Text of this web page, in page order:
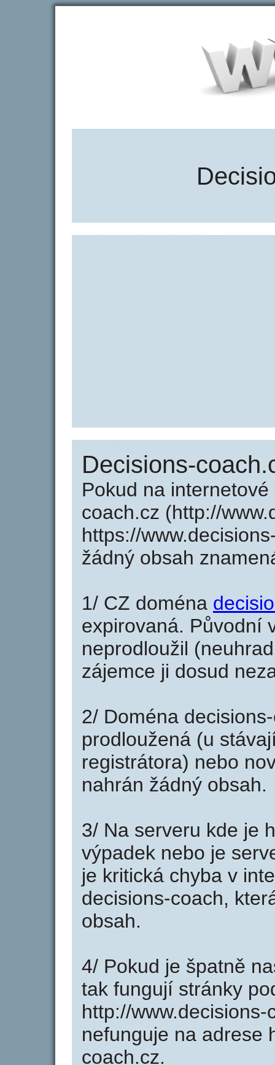
Decisions-
Pokud na
coach.cz (http://
https://
žádný obsah
1/ CZ doména
expirovaná. Původní
neprodloužil
zájemce ji dosud
2/ Doména
prodloužená (u
registrátora) nebo
nahrán žádný obsah.
3/ Na serveru kde je
výpadek nebo je
je kritická chyba v
decisions-coach,
obsah.
4/ Pokud je špatně
tak fungují stránky
http://
nefunguje na adrese
coach.cz.